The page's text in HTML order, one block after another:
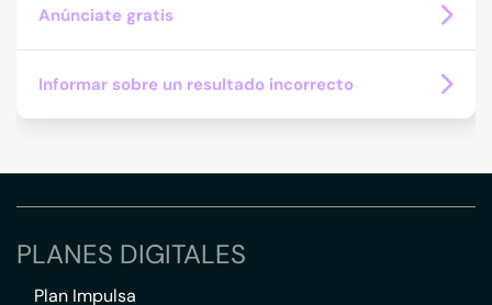
Anúnciate gratis
Informar sobre un resultado incorrecto
PLANES DIGITALES
Plan Impulsa